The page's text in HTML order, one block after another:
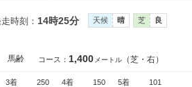
時刻： 14時25分 天候 晴 芝 良
馬齢 コース： 1,400 メートル （芝・右）
3着 250 4着 150 5着
101